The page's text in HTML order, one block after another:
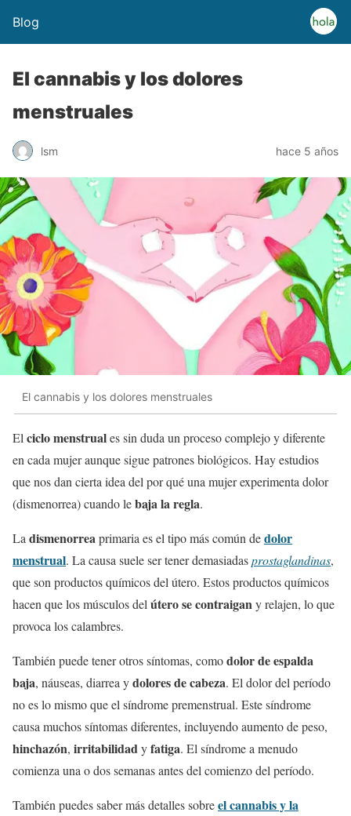
Blog
El cannabis y los dolores
menstruales
lsm hace 5 años
El cannabis y los dolores menstruales
El ciclo menstruales sin duda un proceso complejo y diferente
en cada mujer aunque sigue patrones biológicos. Hay estudios
que nos dan cierta idea del por qué una mujer experimenta dolor
(dismenorrea) cuando lebaja la regla.
La dismenorreaprimaria es el tipo más común dedolor
menstrual. La causa suele ser tener demasiadasprostaglandinas,
que son productos químicos del útero. Estos productos químicos
hacen que los músculos del útero se contraigany relajen, lo que
provoca los calambres.
También puede tener otros síntomas, comodolor de espalda
baja, náuseas, diarrea ydolores de cabeza. El dolor del período
no es lo mismo que el síndrome premenstrual. Este síndrome
causa muchos síntomas diferentes, incluyendo aumento de peso,
hinchazón, irritabilidadyfatiga. El síndrome a menudo
comienza una o dos semanas antes del comienzo del período.
También puedes saber más detalles sobreel cannabis y la